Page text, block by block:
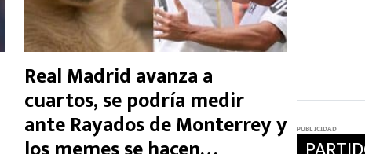
Real Madrid avanza a
cuartos, se podría medir
ante Rayados de Monterrey y